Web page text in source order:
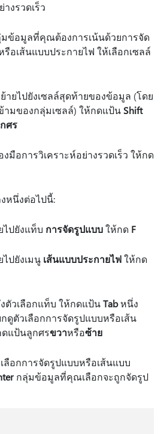
งรวดเร็ว
มข้อมูลที่คุณต้องการเน้นด้วยการจัด
อเส้นแบบประกายไฟ ให้เลือกเซลล์
ายไปยังเซลล์สุดท้ายของข้อมูล (โดย
ามของกลุ่มเซลล์) ให้กดแป้น Shift
ศร
งมือการวิเคราะห์อย่างรวดเร็ว ให้กด
หนึ่งต่อไปนี้:
ไปยังแท็บ การจัดรูปแบบให้กด F
ไปยังเมนู เส้นแบบประกายไฟให้กด
ตัวเลือกแท็บ ให้กดแป้นTabหนึ่ง
กดูตัวเลือกการจัดรูปแบบหรือเส้น
ดแป้นลูกศรขวาหรือซ้าย
ลือกการจัดรูปแบบหรือเส้นแบบ
กลุ่มข้อมูลที่คุณเลือกจะถูกจัดรูป